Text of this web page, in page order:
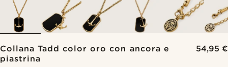
Collana Tadd color oro con ancora e
piastrina
54,95 €